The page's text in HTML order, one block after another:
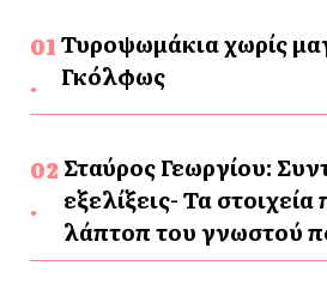
Τυροψωμάκια χωρίς
Γκόλφως
Σταύρος Γεωργίου:
εξελίξεις- Τα
λάπτοπ του γνωστού